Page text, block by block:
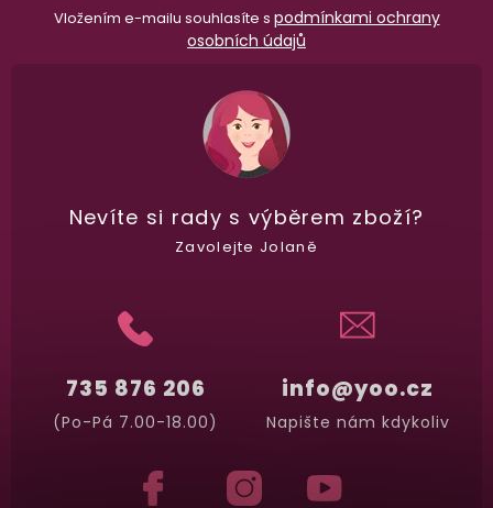
Vložením e-mailu souhlasíte s podmínkami ochrany
osobních údajů
info@yoo.cz
Napište nám kdykoliv
735 876 206
(Po-Pá 7.00-18.00)
Nevíte si rady s výběrem zboží?
Zavolejte Jolaně